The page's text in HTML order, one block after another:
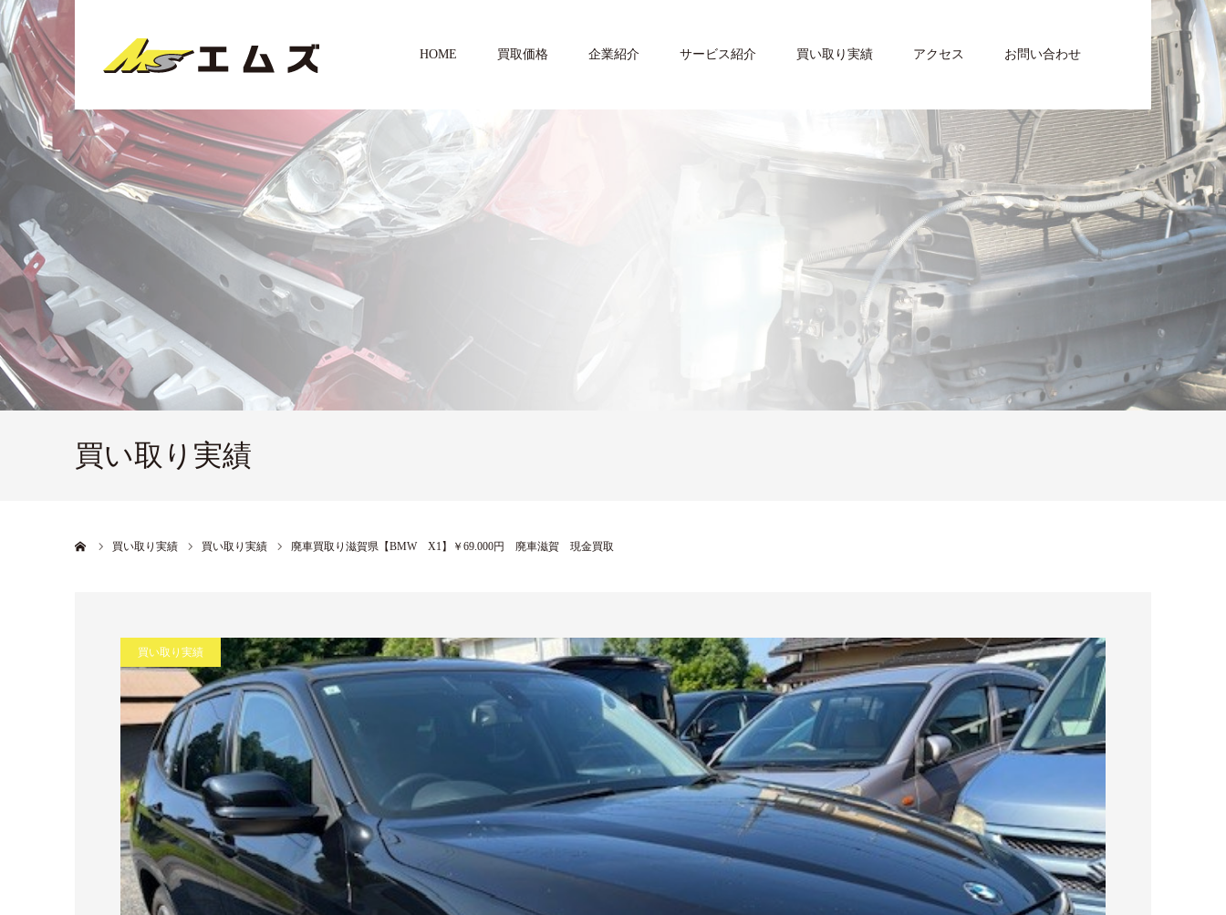
HOME 買取価格 企業紹介 サービス紹介 買い取り実績 アクセス お問い合わせ
買い取り実績
買い取り実績 買い取り実績 廃車買取り滋賀県【BMW X1】￥69.000円 廃車滋賀 現金買取
買い取り実績